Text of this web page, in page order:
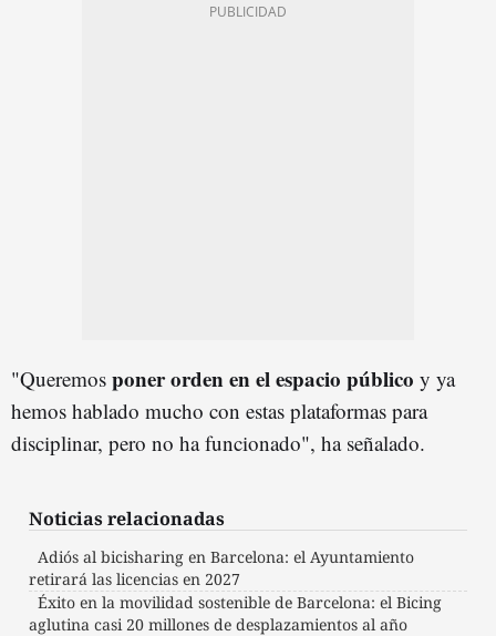
"Queremos poner orden en el espacio público y ya
hemos hablado mucho con estas plataformas para
disciplinar, pero no ha funcionado", ha señalado.
Noticias relacionadas
Adiós al bicisharing en Barcelona: el Ayuntamiento
retirará las licencias en 2027
Éxito en la movilidad sostenible de Barcelona: el Bicing
aglutina casi 20 millones de desplazamientos al año